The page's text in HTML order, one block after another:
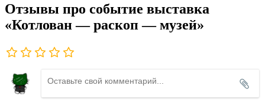
Отзывы про событие выставка
«Котлован — раскоп — музей»